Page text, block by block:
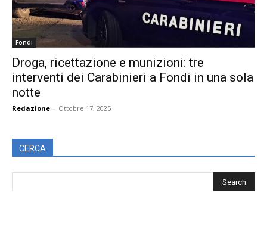
Fondi
Droga, ricettazione e munizioni: tre
interventi dei Carabinieri a Fondi in una sola
notte
Redazione - Ottobre 17, 2025
CERCA